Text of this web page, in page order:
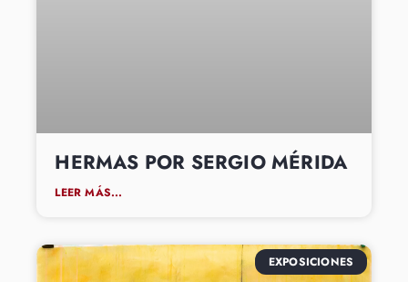
HERMAS POR SERGIO MÉRIDA
LEER MÁS...
EXPOSICIONES